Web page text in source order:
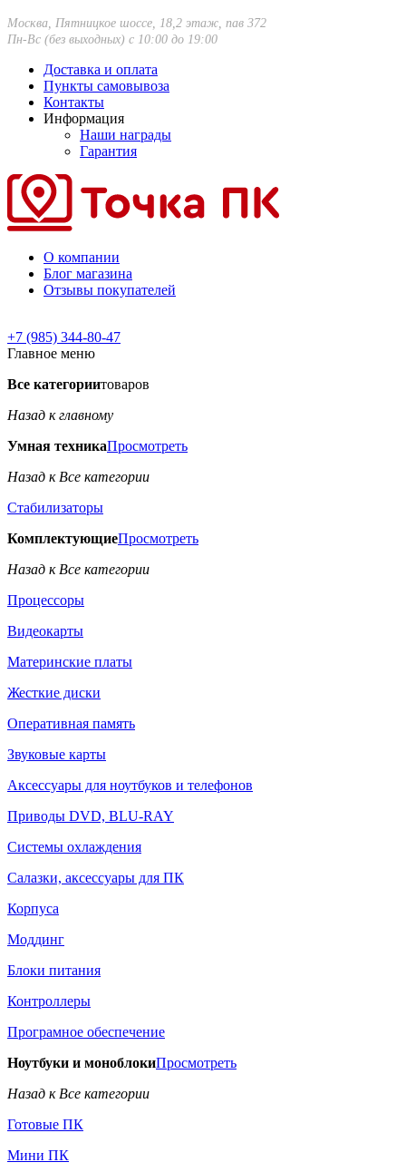
Москва, Пятницкое шоссе, 18,2 этаж, пав 372
Пн-Вс (без выходных) с 10:00 до 19:00
Доставка и оплата
Пункты самовывоза
Контакты
Информация
Наши награды
Гарантия
О компании
Блог магазина
Отзывы покупателей
+7 (985) 344-80-47
Главное меню
Все категориитоваров
Назад к главному
Умная техникаПросмотреть
Назад к Все категории
Стабилизаторы
КомплектующиеПросмотреть
Назад к Все категории
Процессоры
Видеокарты
Материнские платы
Жесткие диски
Оперативная память
Звуковые карты
Аксессуары для ноутбуков и телефонов
Приводы DVD, BLU-RAY
Системы охлаждения
Салазки, аксессуары для ПК
Корпуса
Моддинг
Блоки питания
Контроллеры
Програмное обеспечение
Ноутбуки и моноблокиПросмотреть
Назад к Все категории
Готовые ПК
Мини ПК